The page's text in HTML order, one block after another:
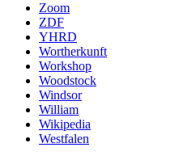
Zoom
ZDF
YHRD
Wortherkunft
Workshop
Woodstock
Windsor
William
Wikipedia
Westfalen